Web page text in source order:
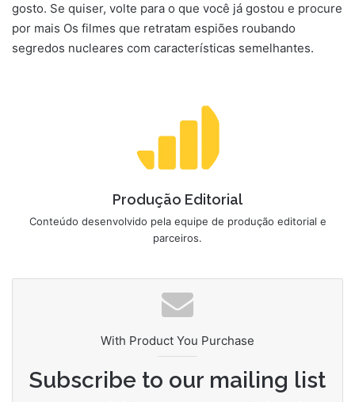
gosto. Se quiser, volte para o que você já gostou e procure
por mais Os filmes que retratam espiões roubando
segredos nucleares com características semelhantes.
Produção Editorial
Conteúdo desenvolvido pela equipe de produção editorial e
parceiros.
With Product You Purchase
Subscribe to our mailing list